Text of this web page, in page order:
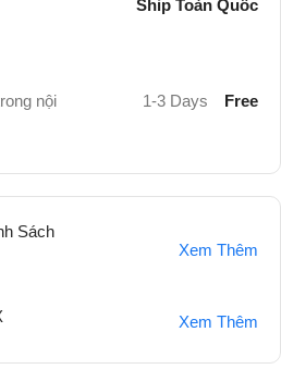
Ship Toàn Quốc
nội
1-3 Days Free
Sách
Xem Thêm
Xem Thêm